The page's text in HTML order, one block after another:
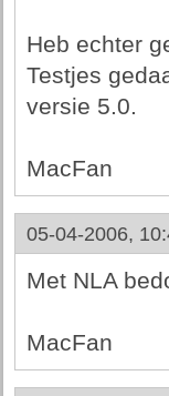
Heb echter
Testjes
versie 5.0.
MacFan
05-04-2006,
Met NLA
MacFan